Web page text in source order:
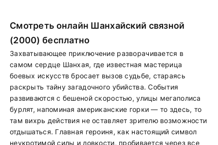
Смотреть онлайн Шанхайский связной
(2000) бесплатно
Захватывающее приключение разворачивается в
самом сердце Шанхая, где известная мастерица
боевых искусств бросает вызов судьбе, стараясь
раскрыть тайну загадочного убийства. События
развиваются с бешеной скоростью, улицы мегаполиса
бурлят, напоминая американские горки — то здесь, то
там вихрь действия не оставляет зрителю возможности
отдышаться. Главная героиня, как настоящий символ
неукротимой силы и ловкости, пробивается через все